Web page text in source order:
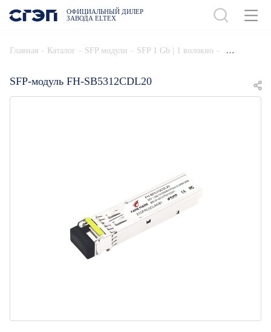
ОФИЦИАЛЬНЫЙ ДИЛЕР
ЗАВОДА ELTEX
Главная - Каталог - SFP модули - SFP 1 Gb | 1 волокно -
SFP-модуль FH-SB5312CDL20